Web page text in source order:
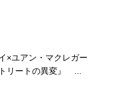
×ユアン・マクレガー
リートの異変』 ...